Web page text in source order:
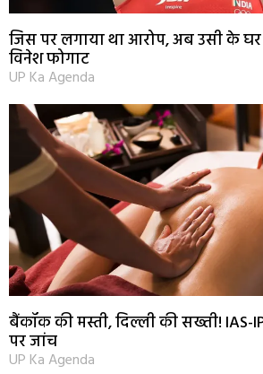
जिस पर लगाया था आरोप, अब उसी के
विनेश फोगाट
UP Ka Agenda
बैंकॉक की मस्ती, दिल्ली की सख्ती! IAS-
पर जांच
UP Ka Agenda